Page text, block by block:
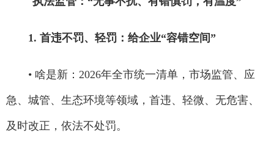
1. 首违不罚、轻罚：给企业“容错空间”
• 啥是新：2026年全市统一清单，市场监管、应
急、城管、生态环境等领域，首违、轻微、无危害、
及时改正，依法不处罚。